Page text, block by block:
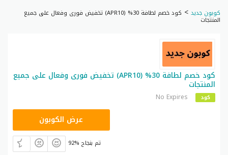
كوبون جديد > كود خصم لطافة 30% (APR10) تخفيض فورى وفعال على جميع
المنتجات
كود خصم لطافة 30% (APR10) تخفيض فورى وفعال على جميع
المنتجات
كود No Expires
APR10عرض الكوبون
92% تم بنجاح